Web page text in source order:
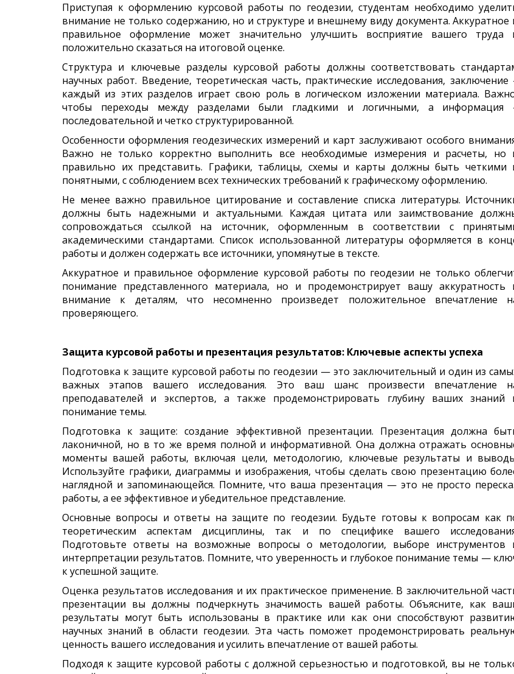
Приступая к оформлению курсовой работы по геодезии, студентам необходимо
внимание не только содержанию, но и структуре и внешнему виду документа. Аккуратное
правильное оформление может значительно улучшить восприятие вашего труда
положительно сказаться на итоговой оценке.
Структура и ключевые разделы курсовой работы должны соответствовать
научных работ. Введение, теоретическая часть, практические исследования, заключение
каждый из этих разделов играет свою роль в логическом изложении материала.
чтобы переходы между разделами были гладкими и логичными, а информация
последовательной и четко структурированной.
Особенности оформления геодезических измерений и карт заслуживают особого
Важно не только корректно выполнить все необходимые измерения и расчеты, но
правильно их представить. Графики, таблицы, схемы и карты должны быть четкими
понятными, с соблюдением всех технических требований к графическому оформлению.
Не менее важно правильное цитирование и составление списка литературы.
должны быть надежными и актуальными. Каждая цитата или заимствование
сопровождаться ссылкой на источник, оформленным в соответствии с
академическими стандартами. Список использованной литературы оформляется в
работы и должен содержать все источники, упомянутые в тексте.
Аккуратное и правильное оформление курсовой работы по геодезии не только
понимание представленного материала, но и продемонстрирует вашу аккуратность
внимание к деталям, что несомненно произведет положительное впечатление
проверяющего.
Защита курсовой работы и презентация результатов: Ключевые аспекты успеха
Подготовка к защите курсовой работы по геодезии — это заключительный и один из
важных этапов вашего исследования. Это ваш шанс произвести впечатление
преподавателей и экспертов, а также продемонстрировать глубину ваших знаний
понимание темы.
Подготовка к защите: создание эффективной презентации. Презентация должна
лаконичной, но в то же время полной и информативной. Она должна отражать
моменты вашей работы, включая цели, методологию, ключевые результаты и
Используйте графики, диаграммы и изображения, чтобы сделать свою презентацию
наглядной и запоминающейся. Помните, что ваша презентация — это не просто
работы, а ее эффективное и убедительное представление.
Основные вопросы и ответы на защите по геодезии. Будьте готовы к вопросам как
теоретическим аспектам дисциплины, так и по специфике вашего
Подготовьте ответы на возможные вопросы о методологии, выборе инструментов
интерпретации результатов. Помните, что уверенность и глубокое понимание темы —
к успешной защите.
Оценка результатов исследования и их практическое применение. В заключительной
презентации вы должны подчеркнуть значимость вашей работы. Объясните, как
результаты могут быть использованы в практике или как они способствуют
научных знаний в области геодезии. Эта часть поможет продемонстрировать
ценность вашего исследования и усилить впечатление от вашей работы.
Подходя к защите курсовой работы с должной серьезностью и подготовкой, вы не